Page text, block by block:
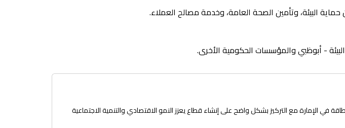
البيئة، وتأمين الصحة العامة، وخدمة مصالح العملاء.
- أبوظبي والمؤسسات الحكومية الأخرى.
في الإمارة مع التركيز بشكل واضح على إنشاء قطاع يعزز النمو الاقتصادي والتنمية الاجتماعية